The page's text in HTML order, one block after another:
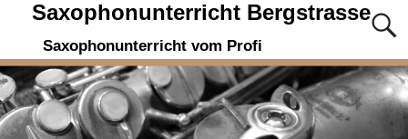
Saxophonunterricht Bergstrasse
Saxophonunterricht vom Profi